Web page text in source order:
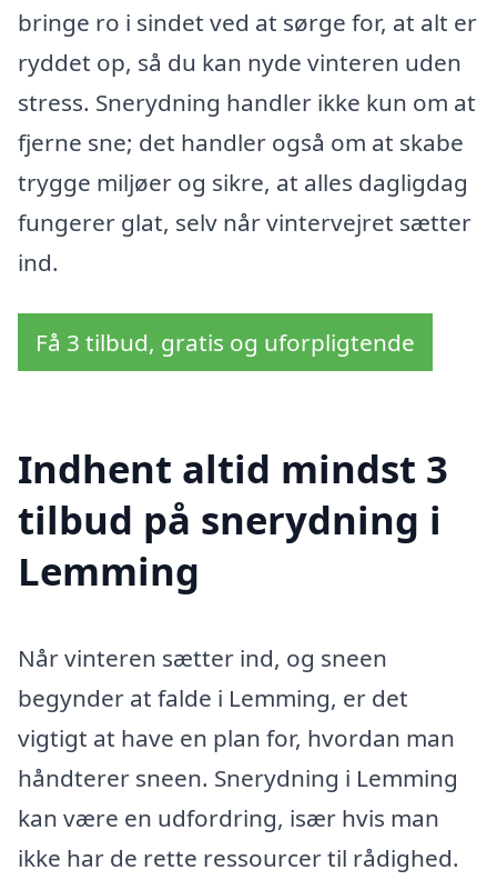
bringe ro i sindet ved at sørge for, at alt er
ryddet op, så du kan nyde vinteren uden
stress. Snerydning handler ikke kun om at
fjerne sne; det handler også om at skabe
trygge miljøer og sikre, at alles dagligdag
fungerer glat, selv når vintervejret sætter
ind.
Få 3 tilbud, gratis og uforpligtende
Indhent altid mindst 3
tilbud på snerydning i
Lemming
Når vinteren sætter ind, og sneen
begynder at falde i Lemming, er det
vigtigt at have en plan for, hvordan man
håndterer sneen. Snerydning i Lemming
kan være en udfordring, især hvis man
ikke har de rette ressourcer til rådighed.